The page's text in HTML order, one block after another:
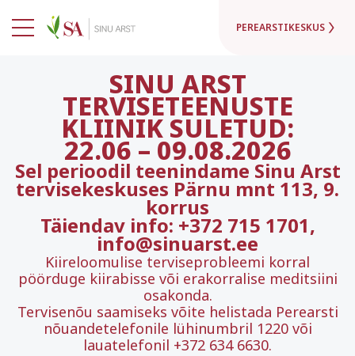
PEREARSTIKESKUS
SINU ARST
TERVISETEENUSTE
KLIINIK SULETUD:
22.06 – 09.08.2026
Sel perioodil teenindame Sinu Arst
tervisekeskuses Pärnu mnt 113, 9.
korrus
Täiendav info: +372 715 1701,
info@sinuarst.ee
Kiireloomulise terviseprobleemi korral
pöörduge kiirabisse või erakorralise meditsiini
osakonda.
Tervisenõu saamiseks võite helistada Perearsti
nõuandetelefonile lühinumbril 1220 või
lauatelefonil +372 634 6630.